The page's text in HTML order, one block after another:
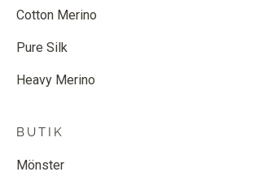
Cotton Merino
Pure Silk
Heavy Merino
BUTIK
Mönster